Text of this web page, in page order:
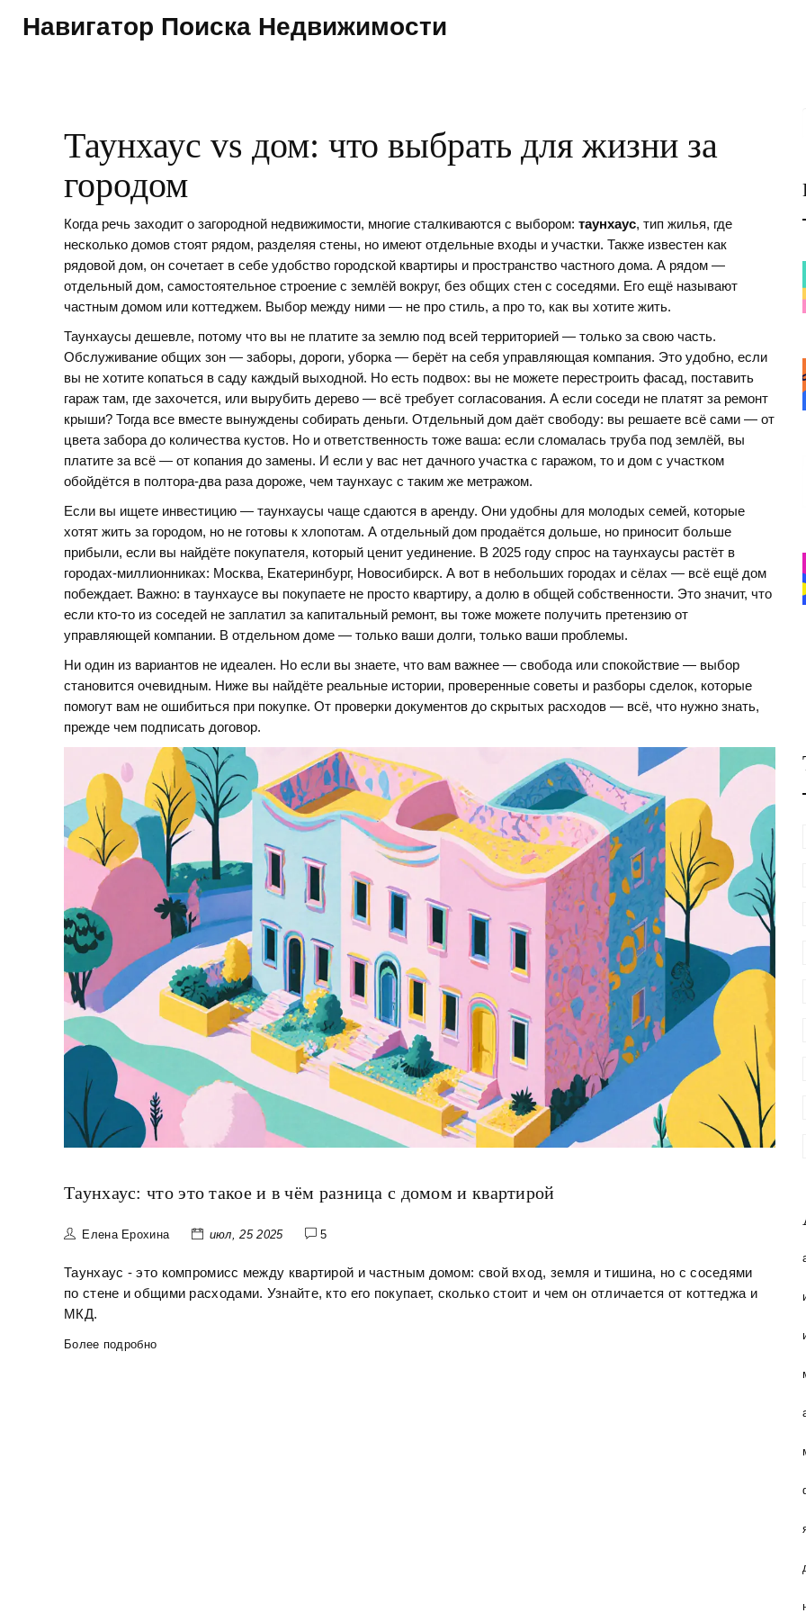
Навигатор Поиска Недвижимости
Таунхаус vs дом: что выбрать для жизни за
городом
Когда речь заходит о загородной недвижимости, многие сталкиваются с выбором: таунхаус, тип жилья, где
несколько домов стоят рядом, разделяя стены, но имеют отдельные входы и участки. Также известен как
рядовой дом, он сочетает в себе удобство городской квартиры и пространство частного дома. А рядом —
отдельный дом, самостоятельное строение с землёй вокруг, без общих стен с соседями. Его ещё называют
частным домом или коттеджем. Выбор между ними — не про стиль, а про то, как вы хотите жить.
Таунхаусы дешевле, потому что вы не платите за землю под всей территорией — только за свою часть.
Обслуживание общих зон — заборы, дороги, уборка — берёт на себя управляющая компания. Это удобно, если
вы не хотите копаться в саду каждый выходной. Но есть подвох: вы не можете перестроить фасад, поставить
гараж там, где захочется, или вырубить дерево — всё требует согласования. А если соседи не платят за ремонт
крыши? Тогда все вместе вынуждены собирать деньги. Отдельный дом даёт свободу: вы решаете всё сами — от
цвета забора до количества кустов. Но и ответственность тоже ваша: если сломалась труба под землёй, вы
платите за всё — от копания до замены. И если у вас нет дачного участка с гаражом, то и дом с участком
обойдётся в полтора-два раза дороже, чем таунхаус с таким же метражом.
Если вы ищете инвестицию — таунхаусы чаще сдаются в аренду. Они удобны для молодых семей, которые
хотят жить за городом, но не готовы к хлопотам. А отдельный дом продаётся дольше, но приносит больше
прибыли, если вы найдёте покупателя, который ценит уединение. В 2025 году спрос на таунхаусы растёт в
городах-миллионниках: Москва, Екатеринбург, Новосибирск. А вот в небольших городах и сёлах — всё ещё дом
побеждает. Важно: в таунхаусе вы покупаете не просто квартиру, а долю в общей собственности. Это значит, что
если кто-то из соседей не заплатил за капитальный ремонт, вы тоже можете получить претензию от
управляющей компании. В отдельном доме — только ваши долги, только ваши проблемы.
Ни один из вариантов не идеален. Но если вы знаете, что вам важнее — свобода или спокойствие — выбор
становится очевидным. Ниже вы найдёте реальные истории, проверенные советы и разборы сделок, которые
помогут вам не ошибиться при покупке. От проверки документов до скрытых расходов — всё, что нужно знать,
прежде чем подписать договор.
Таунхаус: что это такое и в чём разница с домом и квартирой
Елена Ерохина июл, 25 2025 5
Таунхаус - это компромисс между квартирой и частным домом: свой вход, земля и тишина, но с соседями
по стене и общими расходами. Узнайте, кто его покупает, сколько стоит и чем он отличается от коттеджа и
МКД.
Более подробно